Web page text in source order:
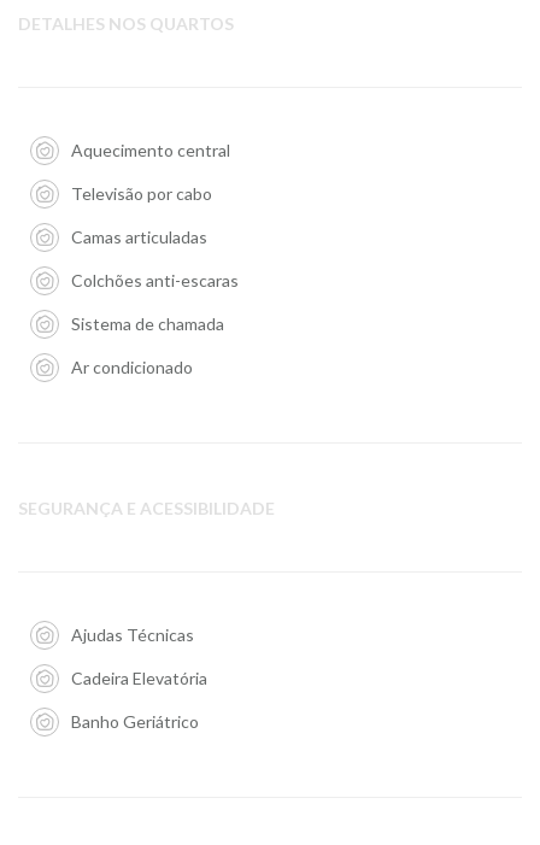
DETALHES NOS QUARTOS
Aquecimento central
Televisão por cabo
Camas articuladas
Colchões anti-escaras
Sistema de chamada
Ar condicionado
SEGURANÇA E ACESSIBILIDADE
Ajudas Técnicas
Cadeira Elevatória
Banho Geriátrico